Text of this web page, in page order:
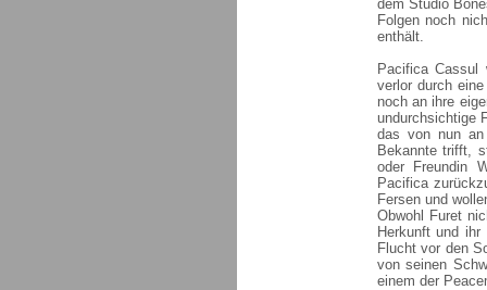
dem Studio
Folgen noch
enthält.
Pacifica Cassul
verlor durch
noch an ihre
undurchsichtige
das von nun
Bekannte trifft,
oder Freundin
Pacifica
Fersen und
Obwohl Furet
Herkunft und
Flucht vor den
von seinen
einem der